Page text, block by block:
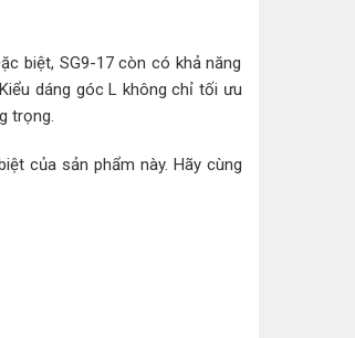
biệt, SG9-17 còn có khả năng
dáng góc L không chỉ tối ưu
trọng.
của sản phẩm này. Hãy cùng